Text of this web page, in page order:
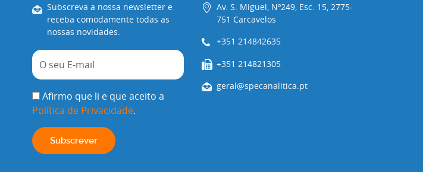
Subscreva a nossa newsletter e
receba comodamente todas as
nossas novidades.
Afirmo que li e que aceito a
Política de Privacidade.
Av. S. Miguel, Nº249, Esc. 15, 2775-
751 Carcavelos
+351 214842635
+351 214821305
geral@specanalitica.pt